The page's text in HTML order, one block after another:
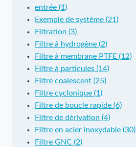
entrée (1)
Exemple de système (21)
Filtration (3)
Filtre à hydrogène (2)
Filtre à membrane PTFE (12)
Filtre à particules (14)
Filtre coalescent (25)
Filtre cyclonique (1)
Filtre de boucle rapide (6)
Filtre de dérivation (4)
Filtre en acier inoxydable (30)
Filtre GNC (2)